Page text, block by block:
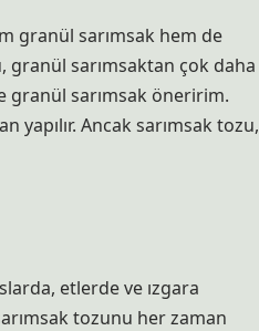
granül sarımsak hem de
granül sarımsaktan çok daha
granül sarımsak öneririm.
Ancak sarımsak tozu,
etlerde ve ızgara
tozunu her zaman